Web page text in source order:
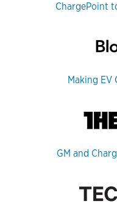
ChargePoint
Making EV
GM and